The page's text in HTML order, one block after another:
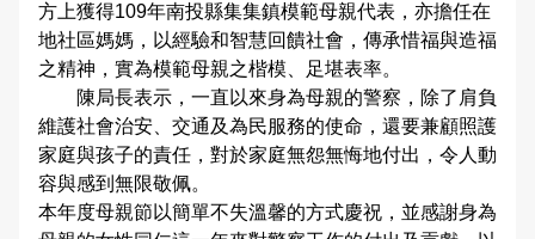
方上獲得109年南投縣集集鎮模範母親代表，亦擔任在
地社區媽媽，以經驗和智慧回饋社會，傳承惜福與造福
之精神，實為模範母親之楷模、足堪表率。
陳局長表示，一直以來身為母親的警察，除了肩負
維護社會治安、交通及為民服務的使命，還要兼顧照護
家庭與孩子的責任，對於家庭無怨無悔地付出，令人動
容與感到無限敬佩。
本年度母親節以簡單不失溫馨的方式慶祝，並感謝身為